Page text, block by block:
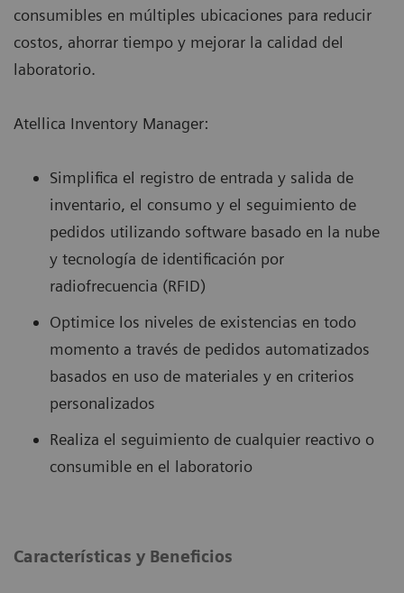
consumibles en múltiples ubicaciones para reducir
costos, ahorrar tiempo y mejorar la calidad del
laboratorio.
Atellica Inventory Manager:
Simplifica el registro de entrada y salida de
inventario, el consumo y el seguimiento de
pedidos utilizando software basado en la nube
y tecnología de identificación por
radiofrecuencia (RFID)
Optimice los niveles de existencias en todo
momento a través de pedidos automatizados
basados en uso de materiales y en criterios
personalizados
Realiza el seguimiento de cualquier reactivo o
consumible en el laboratorio
Características y Beneficios